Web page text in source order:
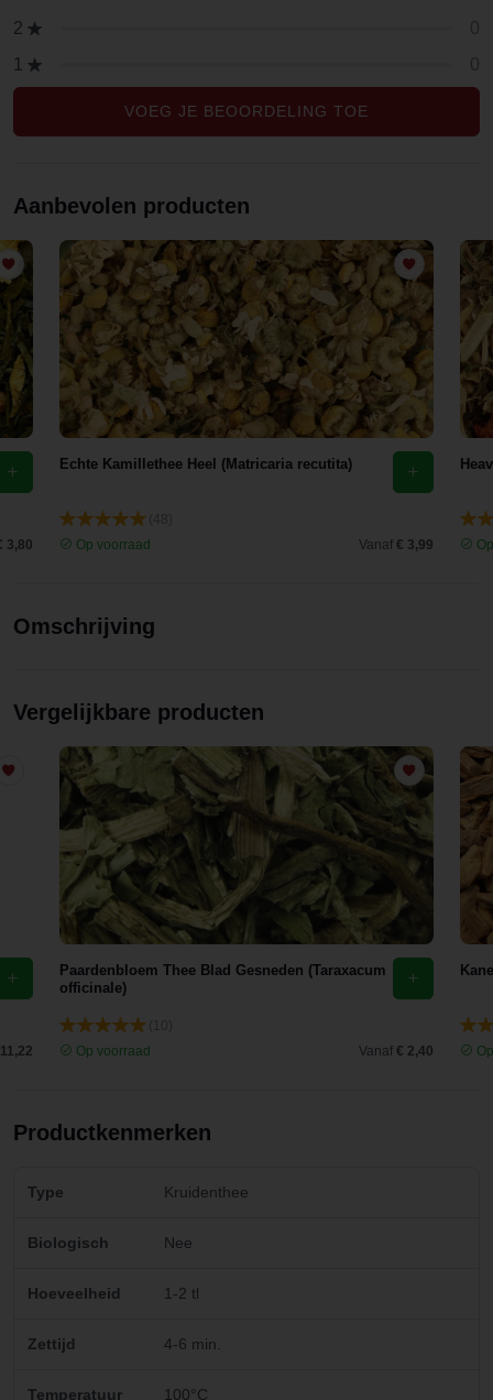
2
1
VOEG JE BEOORDELING TOE
Aanbevolen producten
3,80
Echte Kamillethee Heel (Matricaria recutita)
Op voorraad
Vanaf € 3,99
Omschrijving
Vergelijkbare producten
Paardenbloem Thee Blad Gesneden (Taraxacum
officinale)
Op voorraad
Vanaf € 2,40
Productkenmerken
Type Kruidenthee
Biologisch Nee
Hoeveelheid 1-2 tl
Zettijd 4-6 min.
Temperatuur 100°C